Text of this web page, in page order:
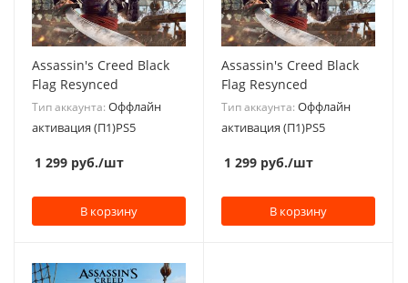
Assassin's Creed Black
Flag Resynced
Тип аккаунта: Оффлайн
активация (П1)PS5
1 299 руб./шт
В корзину
Assassin's Creed Black
Flag Resynced
Тип аккаунта: Оффлайн
активация (П1)PS5
1 299 руб./шт
В корзину